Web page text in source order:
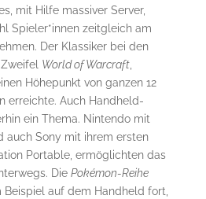
mit Hilfe massiver Server,
Spieler*innen zeitgleich am
Der Klassiker bei den
World of Warcraft,
Höhepunkt von ganzen 12
erreichte. Auch Handheld-
ein Thema. Nintendo mit
auch Sony mit ihrem ersten
Portable, ermöglichten das
Die Pokémon-Reihe
Beispiel auf dem Handheld fort,